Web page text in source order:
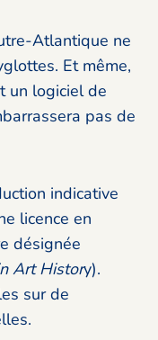
Atlantique ne
Et même,
un logiciel de
pas de
indicative
licence en
désignée
Art History).
sur de